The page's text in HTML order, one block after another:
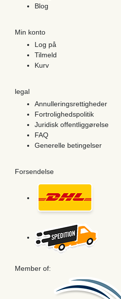
Blog
Min konto
Log på
Tilmeld
Kurv
legal
Annulleringsrettigheder
Fortrolighedspolitik
Juridisk offentliggørelse
FAQ
Generelle betingelser
Forsendelse
Member of: